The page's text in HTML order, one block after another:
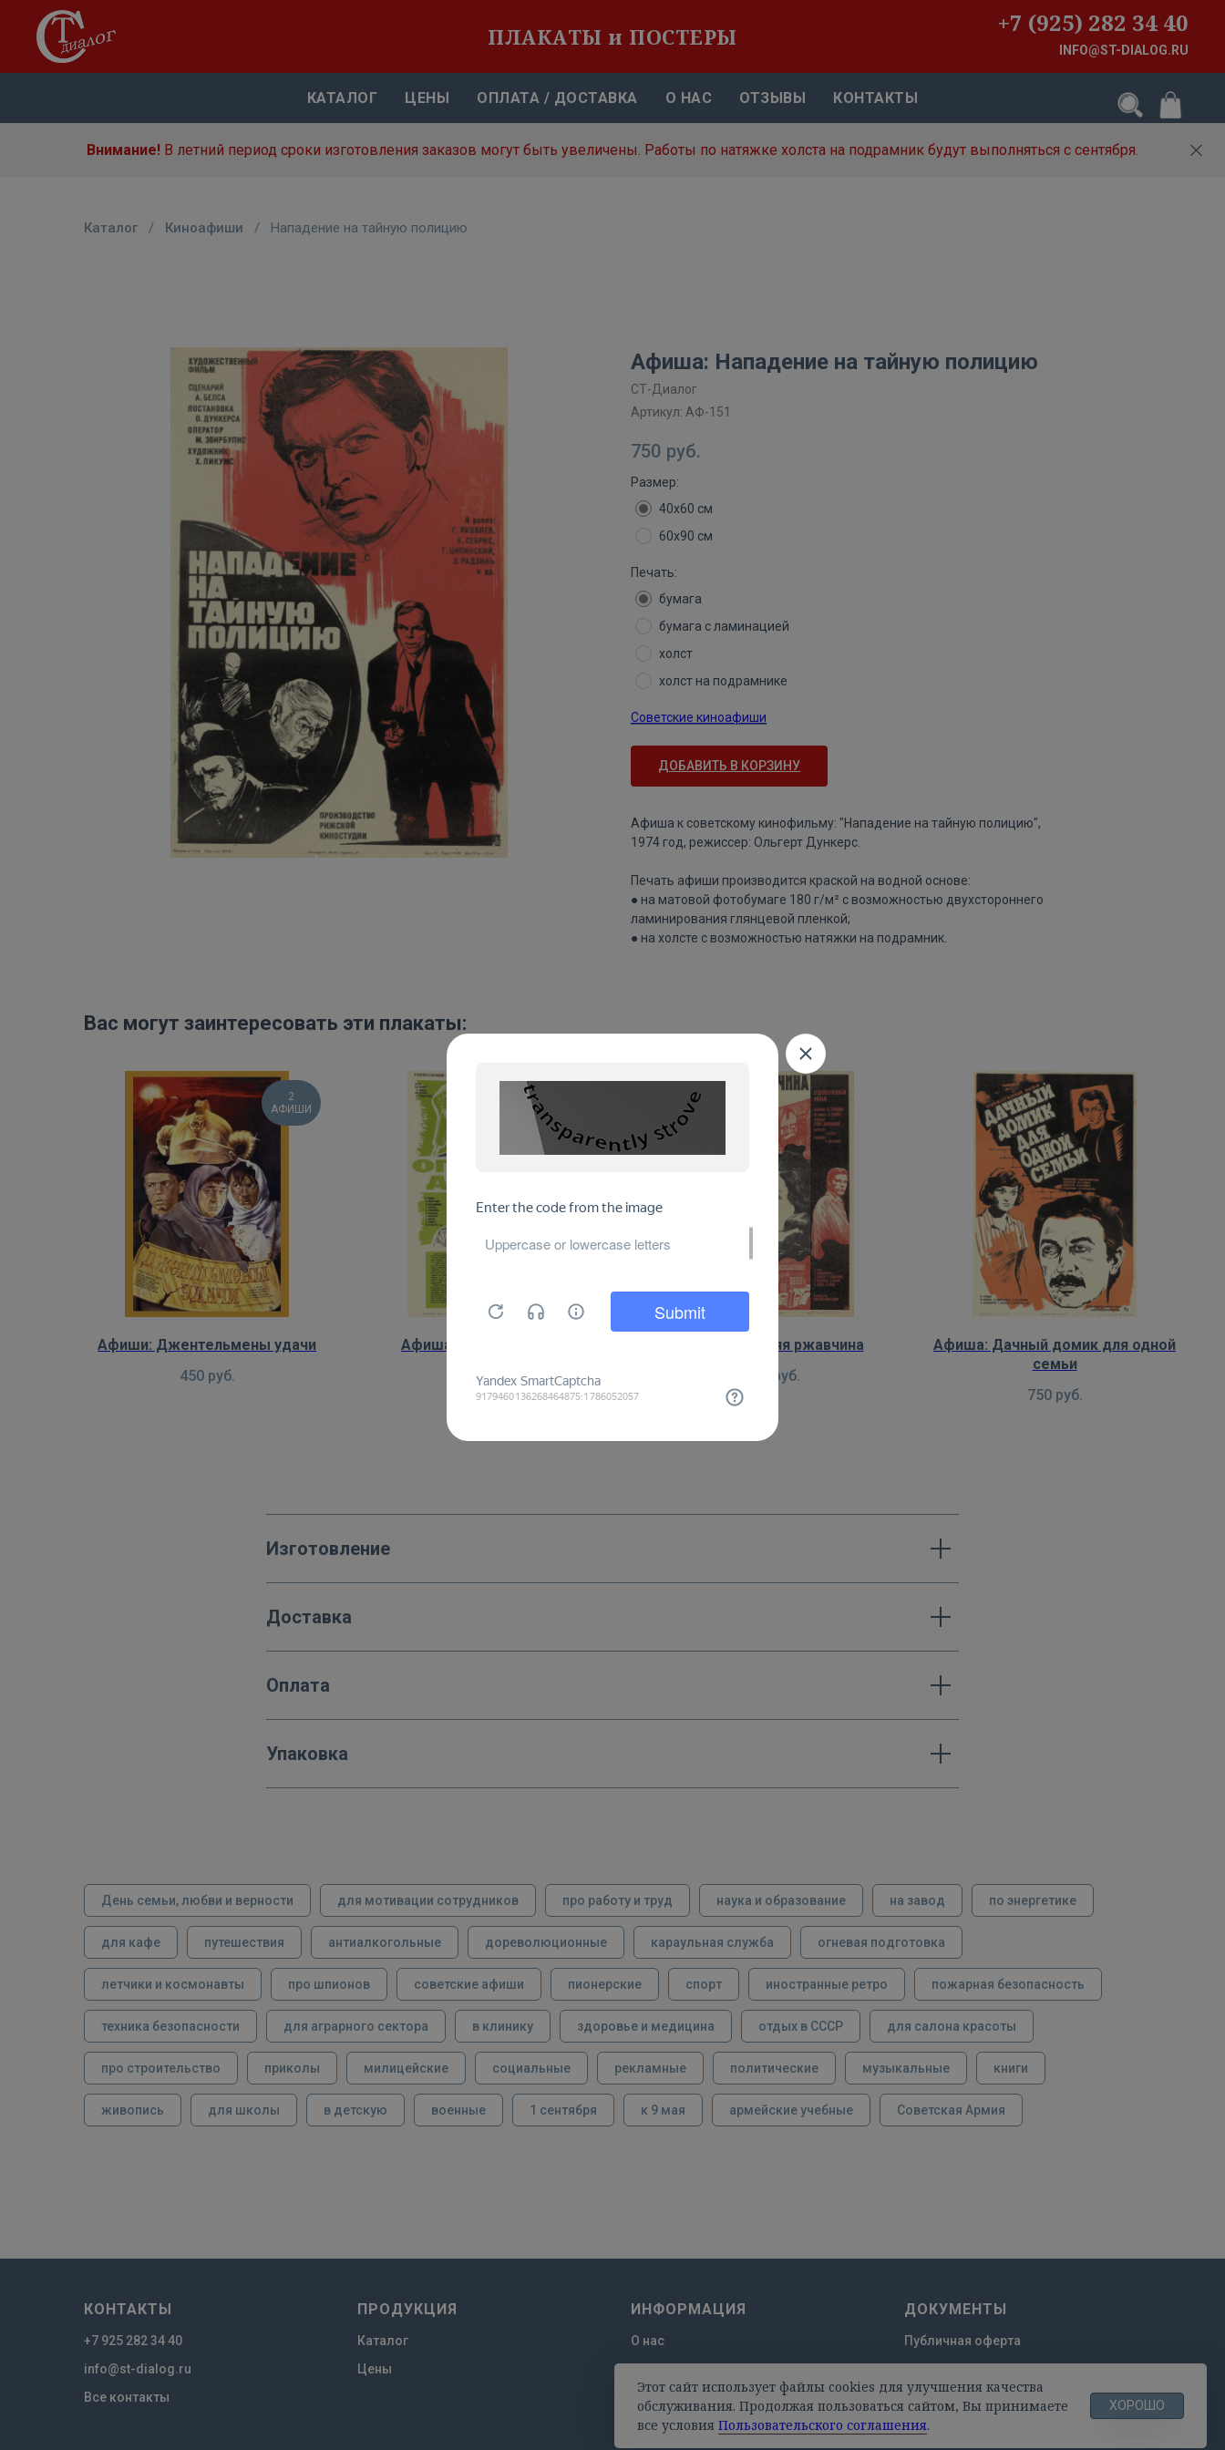
ПЛАКАТЫ и ПОСТЕРЫ +7 (925) 282 34 40
INFO@ST-DIALOG.RU
КАТАЛОГ ЦЕНЫ ОПЛАТА / ДОСТАВКА О НАС ОТЗЫВЫ КОНТАКТЫ
Внимание! В летний период сроки изготовления заказов могут быть увеличены. Работы по натяжке холста на подрамник будут выполняться с сентября.
Каталог / Киноафиши / Нападение на тайную полицию
Этот сайт использует файлы cookies для улучшения качества
обслуживания. Продолжая пользоваться сайтом, Вы принимаете
все условия Пользовательского соглашения.
ХОРОШО
Афиша: Нападение на тайную полицию
СТ-Диалог
Артикул: АФ-151
750 руб.
Размер:
40х60 см
60х90 см
Печать:
бумага
бумага с ламинацией
холст
холст на подрамнике
Советские киноафиши
ДОБАВИТЬ В КОРЗИНУ
Афиша к советскому кинофильму: "Нападение на тайную полицию",
1974 год, режиссер: Ольгерт Дункерс.
Печать афиши производится краской на водной основе:
● на матовой фотобумаге 180 г/м² с возможностью двухстороннего
ламинирования глянцевой пленкой;
● на холсте с возможностью натяжки на подрамник.
Вас могут заинтересовать эти плакаты:
2
АФИШИ
Афиши: Джентельмены удачи
450 руб.
Афиша: Опасные друзья
750 руб.
Афиша: Ранняя ржавчина
руб.
Афиша: Дачный домик для одной
семьи
750 руб.
Изготовление
Доставка
Оплата
Упаковка
День семьи, любви и верности для мотивации сотрудников про работу и труд наука и образование на завод по энергетике
для кафе путешествия антиалкогольные дореволюционные караульная служба огневая подготовка
летчики и космонавты про шпионов советские афиши пионерские спорт иностранные ретро пожарная безопасность
техника безопасности для аграрного сектора в клинику здоровье и медицина отдых в СССР для салона красоты
про строительство приколы милицейские социальные рекламные политические музыкальные книги
живопись для школы в детскую военные 1 сентября к 9 мая армейские учебные Советская Армия
КОНТАКТЫ
+7 925 282 34 40
info@st-dialog.ru
Все контакты
ПРОДУКЦИЯ
Каталог
Цены
ИНФОРМАЦИЯ
О нас
Оплата и доставка
ДОКУМЕНТЫ
Публичная оферта
Политика конфиденциальности